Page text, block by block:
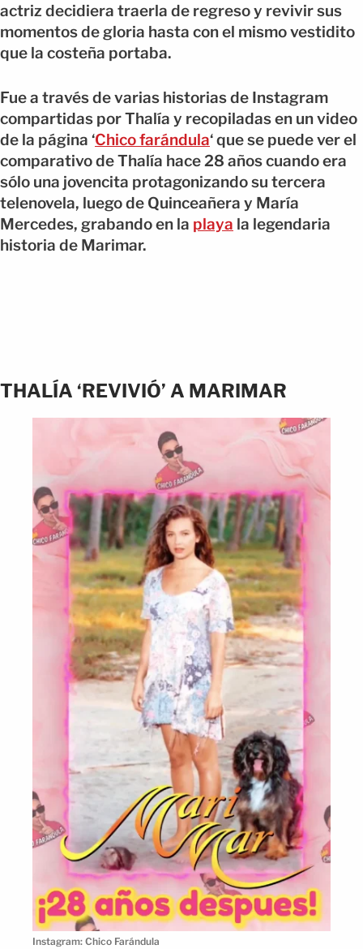
actriz decidiera traerla de regreso y revivir sus
momentos de gloria hasta con el mismo vestidito
que la costeña portaba.
Fue a través de varias historias de Instagram
compartidas por Thalía y recopiladas en un video
de la página ‘Chico farándula‘ que se puede ver el
comparativo de Thalía hace 28 años cuando era
sólo una jovencita protagonizando su tercera
telenovela, luego de Quinceañera y María
Mercedes, grabando en la playa la legendaria
historia de Marimar.
THALÍA ‘REVIVIÓ’ A MARIMAR
Instagram: Chico Farándula